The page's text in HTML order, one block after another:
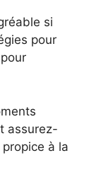
si
pour
assurez-
à la